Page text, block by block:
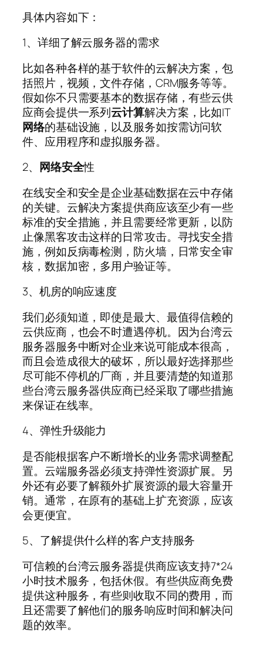
具体内容如下：
1、详细了解云服务器的需求
比如各种各样的基于软件的云解决方案，包
括照片，视频，文件存储，CRM服务等等。
假如你不只需要基本的数据存储，有些云供
应商会提供一系列云计算解决方案，比如IT
网络的基础设施，以及服务如按需访问软
件、应用程序和虚拟服务器。
2、 网络安全性
在线安全和安全是企业基础数据在云中存储
的关键。云解决方案提供商应该至少有一些
标准的安全措施，并且需要经常更新，以防
止像黑客攻击这样的日常攻击。寻找安全措
施，例如反病毒检测，防火墙，日常安全审
核，数据加密，多用户验证等。
3、机房的响应速度
我们必须知道，即使是最大、最值得信赖的
云供应商，也会不时遭遇停机。因为台湾云
服务器服务中断对企业来说可能成本很高，
而且会造成很大的破坏，所以最好选择那些
尽可能不停机的厂商，并且要清楚的知道那
些台湾云服务器供应商已经采取了哪些措施
来保证在线率。
4、弹性升级能力
是否能根据客户不断增长的业务需求调整配
置。云端服务器必须支持弹性资源扩展。另
外还有必要了解额外扩展资源的最大容量开
销。通常，在原有的基础上扩充资源，应该
会更便宜。
5、了解提供什么样的客户支持服务
可信赖的台湾云服务器提供商应该支持7*24
小时技术服务，包括休假。有些供应商免费
提供这种服务，有些则收取不同的费用，而
且还需要了解他们的服务响应时间和解决问
题的效率。